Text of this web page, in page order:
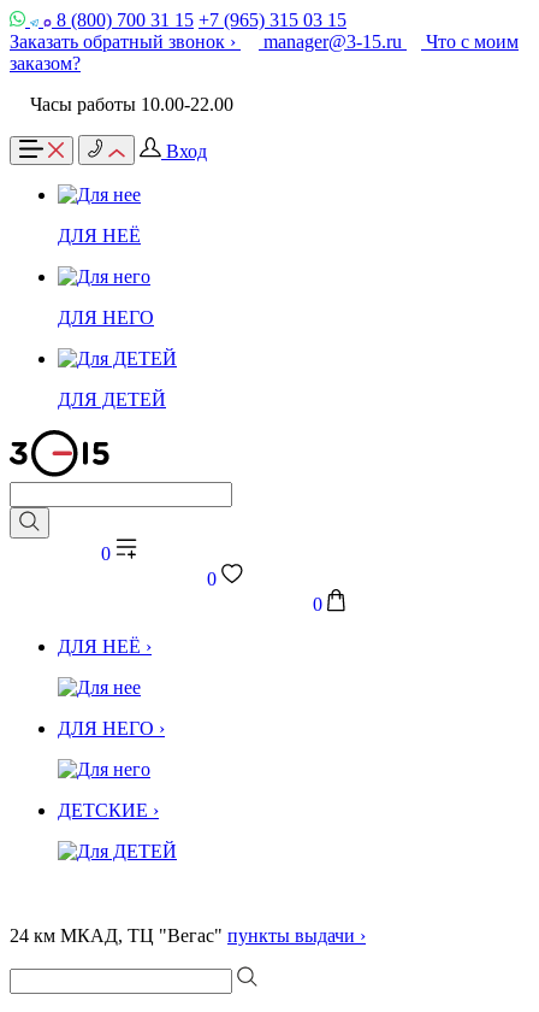
8 (800) 700 31 15 +7 (965) 315 03 15
Заказать обратный звонок ›
manager@3-15.ru
Что с моим
заказом?
Часы работы 10.00-22.00
Вход
ДЛЯ НЕЁ
ДЛЯ НЕГО
ДЛЯ ДЕТЕЙ
0
0
0
ДЛЯ НЕЁ ›
ДЛЯ НЕГО ›
ДЕТСКИЕ ›
24 км МКАД, ТЦ "Вегас" пункты выдачи ›